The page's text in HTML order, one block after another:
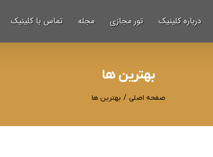
درباره کلینیک تور مجازی مجله تماس با کلینیک
بهترین ها
صفحه اصلی / بهترین ها